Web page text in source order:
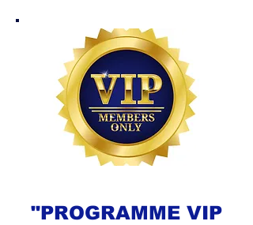
"PROGRAMME VIP